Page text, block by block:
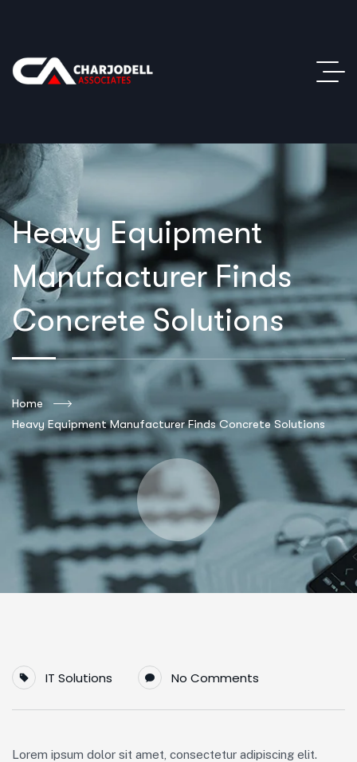
Heavy Equipment
Manufacturer Finds
Concrete Solutions
Home
Heavy Equipment Manufacturer Finds Concrete Solutions
IT Solutions No Comments
Lorem ipsum dolor sit amet, consectetur adipiscing elit.